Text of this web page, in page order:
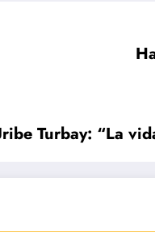
Turbay: “La